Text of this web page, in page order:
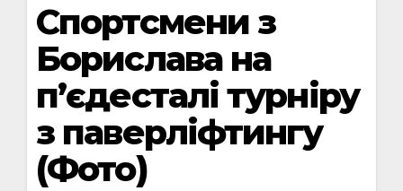
Спортсмени з
Борислава на
п’єдесталі турніру
з паверліфтингу
(Фото)